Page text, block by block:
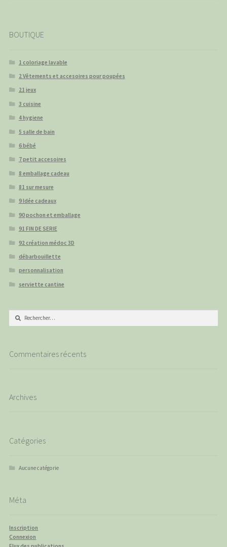
BOUTIQUE
1 coloriage lavable
2 Vêtements et accesoires pour poupées
21 jeux
3 cuisine
4 hygiene
5 salle de bain
6 bébé
7 petit accesoires
8 emballage cadeau
81 sur mesure
9 Idée cadeaux
90 pochon et emballage
91 FIN DE SERIE
92 création médoc 3D
débarbouillette
personnalisation
serviette cantine
Rechercher :
Commentaires récents
Archives
Catégories
Aucune catégorie
Méta
Inscription
Connexion